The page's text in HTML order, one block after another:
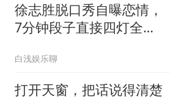
徐志胜脱口秀自曝恋情，
7分钟段子直接四灯全
白浅娱乐聊
打开天窗，把话说得清楚